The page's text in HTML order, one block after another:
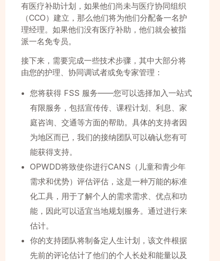
有医疗补助计划，如果他们尚未与医疗协同组织
（CCO）建立，那么他们将为他们分配备一名护
理经理。如果他们没有医疗补助，他们就会被指
派一名免专员。
接下来，需要完成一些技术步骤，其中大部分将
由您的护理、协同调试者或免专家管理：
您将获得 FSS 服务——您可以选择加入一站式
有限服务，包括宣传传、课程计划、利息、家
庭咨询、交通等方面的帮助。具体的支持者因
为地区而已，我们的接纳团队可以确认您有可
能获得支持。
OPWDD将致使你进行CANS（儿童和青少年
需求和优势）评估评估，这是一种万能的标准
化工具，用于了解个人的需求需求、优点和功
能，因此可以适宜当地规划服务。通过进行来
估计。
你的支持团队将制备定人生计划，该文件根据
先前的评论估计了他们的个人长处和能量以及